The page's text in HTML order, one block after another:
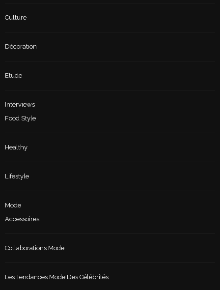
Culture
Décoration
Etude
Interviews
Food Style
Healthy
Lifestyle
Mode
Accessoires
Collaborations Mode
Les Tendances Mode Des Célébrités